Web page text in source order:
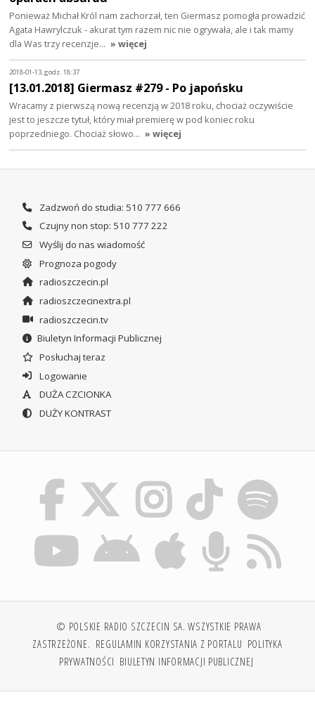
Ponieważ Michał Król nam zachorzał, ten Giermasz pomogła prowadzić
Agata Hawrylczuk - akurat tym razem nic nie ogrywała, ale i tak mamy
dla Was trzy recenzje… » więcej
2018-01-13, godz. 18:37
[13.01.2018] Giermasz #279 - Po japońsku
Wracamy z pierwszą nową recenzją w 2018 roku, chociaż oczywiście
jest to jeszcze tytuł, który miał premierę w pod koniec roku
poprzedniego. Chociaż słowo… » więcej
Zadzwoń do studia: 510 777 666
Czujny non stop: 510 777 222
Wyślij do nas wiadomość
Prognoza pogody
radioszczecin.pl
radioszczecinextra.pl
radioszczecin.tv
Biuletyn Informacji Publicznej
Posłuchaj teraz
Logowanie
DUŻA CZCIONKA
DUŻY KONTRAST
© POLSKIE RADIO SZCZECIN SA. WSZYSTKIE PRAWA
ZASTRZEŻONE. REGULAMIN KORZYSTANIA Z PORTALU POLITYKA
PRYWATNOŚCI BIULETYN INFORMACJI PUBLICZNEJ